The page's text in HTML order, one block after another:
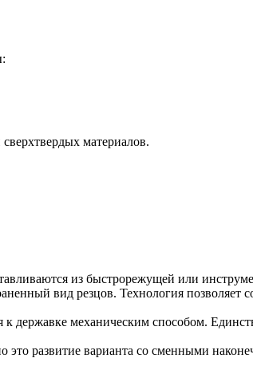
материалов.
из быстрорежущей или
вид резцов. Технология позволяет
механическим способом.
развитие варианта со сменными